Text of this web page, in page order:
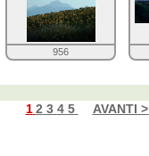
956
1 2 3 4 5 AVANTI >